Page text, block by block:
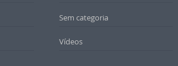
Sem categoria
Vídeos